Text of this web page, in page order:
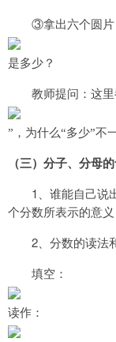
③拿出六个圆片
是多少？
教师提问：这
”，为什么“多少”不
（三）分子、分母
1
、谁能自己
个分数所表示的意义
2 、分数的读法
填空：
读作：